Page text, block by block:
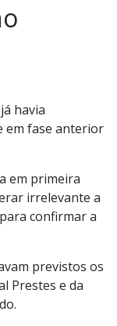
havia
em fase anterior
em primeira
irrelevante a
confirmar a
previstos os
Prestes e da